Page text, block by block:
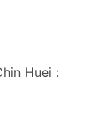
Huei :